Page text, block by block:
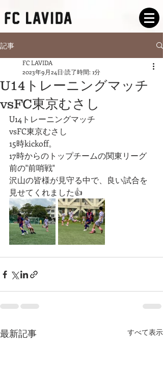
記事
U14トレーニングマッチ
vsFC東京むさし
FC LAVIDA
2023年9月24日 読了時間: 1分
U14トレーニングマッチ
vsFC東京むさし
15時kickoff。
17時からのトップチームの関東リーグ
前の"前哨戦"
沢山の皆様が見守る中で、良い試合を
見せてくれました👍
最新記事 すべて表示